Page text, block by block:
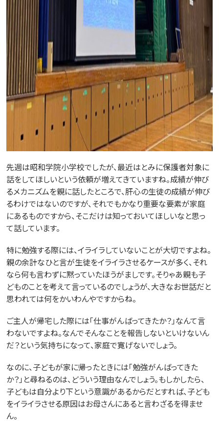
先週は昭和学院小学校でしたが、最近はとみに保護者対象に
話をしてほしいという依頼が増えてきていますね。成績が伸び
るメカニズムを親に話したところで、肝心の生徒の成績が伸び
るわけではないのですが、それでもかなり重要な要素が家庭
にあるものですから、そこだけは知っておいてほしいなと思っ
て話しています。
特に勉強する際には、イライラしていないことが大切ですよね。
親の余計なひと言が生徒をイライラさせるケースが多く、それ
なら何も言わずに黙っていたほうがましです。そりゃあ親も子
どものことを考えて言っているのでしょうが、大きなお世話だと
思われては何をかいわんやですからね。
ご主人が帰宅した際には「仕事がんばってきたか？」なんて言
わないですよね。なんでそんなことを報告しないといけないん
だ？という気持ちになって、家庭で寛げないでしょう。
なのに、子どもが家に帰ったときには「勉強がんばってきた
か？」と尋ねるのは、どういう理由なんでしょう。もしかしたら、
子どもは自分より下という意識があるからだとすれば、子ども
をイライラさせる原因はお母さんにあると言わざるを得ませ
ん。